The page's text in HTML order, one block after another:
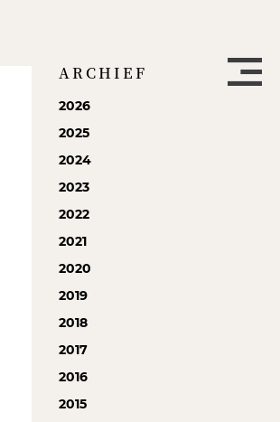
ARCHIEF
2026
2025
2024
2023
2022
2021
2020
2019
2018
2017
2016
2015